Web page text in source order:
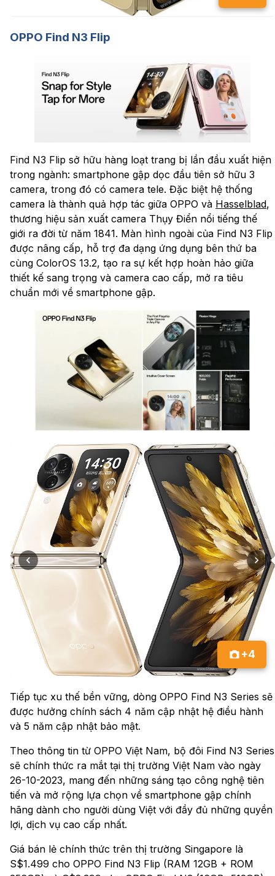
OPPO Find N3 Flip
Find N3 Flip sở hữu hàng loạt trang bị lần đầu xuất hiện
trong ngành: smartphone gập dọc đầu tiên sở hữu 3
camera, trong đó có camera tele. Đặc biệt hệ thống
camera là thành quả hợp tác giữa OPPO và Hasselblad,
thương hiệu sản xuất camera Thụy Điển nổi tiếng thế
giới ra đời từ năm 1841. Màn hình ngoài của Find N3 Flip
được nâng cấp, hỗ trợ đa dạng ứng dụng bên thứ ba
cùng ColorOS 13.2, tạo ra sự kết hợp hoàn hảo giữa
thiết kế sang trọng và camera cao cấp, mở ra tiêu
chuẩn mới về smartphone gập.
+4
Tiếp tục xu thế bền vững, dòng OPPO Find N3 Series sẽ
được hưởng chính sách 4 năm cập nhật hệ điều hành
và 5 năm cập nhật bảo mật.
Theo thông tin từ OPPO Việt Nam, bộ đôi Find N3 Series
sẽ chính thức ra mắt tại thị trường Việt Nam vào ngày
26-10-2023, mang đến những sáng tạo công nghệ tiên
tiến và mở rộng lựa chọn về smartphone gập chính
hãng dành cho người dùng Việt với đầy đủ những quyền
lợi, dịch vụ cao cấp nhất.
Giá bán lẻ chính thức trên thị trường Singapore là
S$1.499 cho OPPO Find N3 Flip (RAM 12GB + ROM